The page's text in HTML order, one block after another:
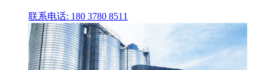
联系电话: 180 3780 8511